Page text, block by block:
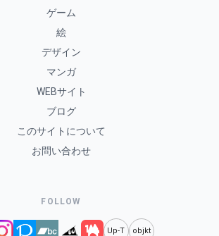
ゲーム
絵
デザイン
マンガ
WEBサイト
ブログ
このサイトについて
お問い合わせ
FOLLOW
Up-T objkt